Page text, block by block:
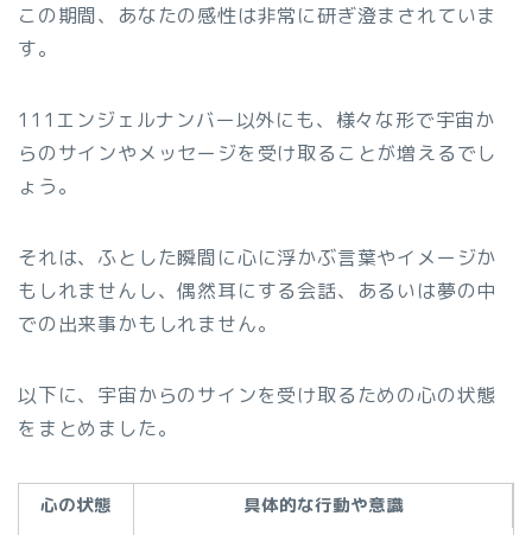
この期間、あなたの感性は非常に研ぎ澄まされていま
す。
111エンジェルナンバー以外にも、様々な形で宇宙か
らのサインやメッセージを受け取ることが増えるでし
ょう。
それは、ふとした瞬間に心に浮かぶ言葉やイメージか
もしれませんし、偶然耳にする会話、あるいは夢の中
での出来事かもしれません。
以下に、宇宙からのサインを受け取るための心の状態
をまとめました。
心の状態 具体的な行動や意識